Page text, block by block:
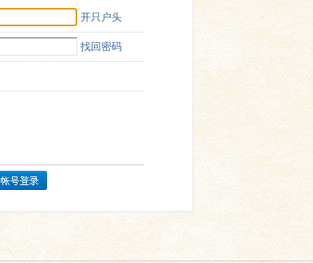
开只户头
找回密码